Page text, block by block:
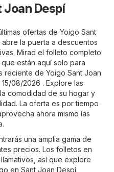
Despí
ofertas de Yoigo Sant
la puerta a descuentos
Mirad el folleto completo
están aquí solo para
reciente de Yoigo Sant Joan
08/2026 . Explore las
comodidad de su hogar y
La oferta es por tiempo
ahora mismo las
una amplia gama de
precios. Los folletos en
así que explore
en Sant Joan Despí.